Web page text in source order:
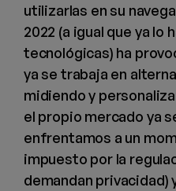
utilizarlas en su
2022 (a igual que ya lo
tecnológicas) ha
ya se trabaja en
midiendo y
el propio mercado ya
enfrentamos a un
impuesto por la
demandan privacidad)